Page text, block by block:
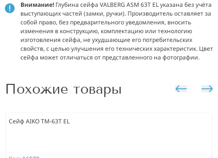
Внимание! Глубина сейфа VALBERG ASM 63T EL указана без учёта
выступающих частей (замки, ручки). Производитель оставляет за
собой право, без предварительного уведомления, вносить
изменения в конструкцию, комплектацию или технологию
изготовления сейфа, не ухудшающие его потребительских
свойств, с целью улучшения его технических характеристик. Цвет
сейфа может отличаться от представленного на фотографии.
Похожие товары
Сейф AIKO TM-63T EL